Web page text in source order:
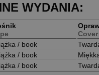
WYDANIA:
Cover
/ book
/ book
/ book